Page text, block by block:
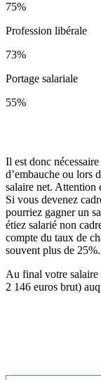
75%
Profession libérale
73%
Portage salariale
55%
Il est donc
d’embauche ou lors
salaire net. Attention
Si vous devenez
pourriez gagner un
étiez salarié non
compte du taux de
souvent plus de 25%.
Au final votre salaire
2 146 euros brut)